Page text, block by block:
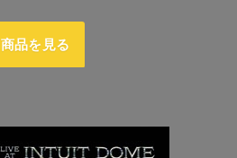
商品を見る